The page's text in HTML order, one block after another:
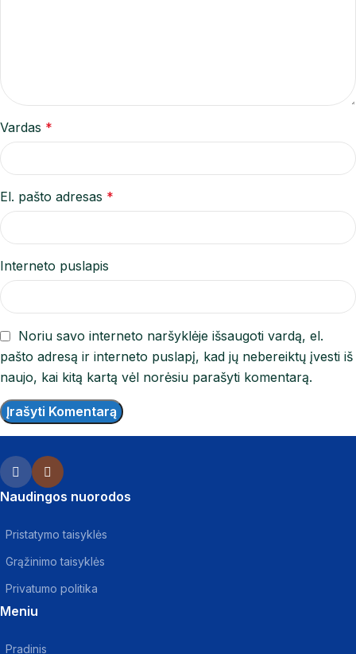
Vardas *
El. pašto adresas *
Interneto puslapis
Noriu savo interneto naršyklėje išsaugoti vardą, el.
pašto adresą ir interneto puslapį, kad jų nebereiktų įvesti iš
naujo, kai kitą kartą vėl norėsiu parašyti komentarą.
Naudingos nuorodos
Pristatymo taisyklės
Grąžinimo taisyklės
Privatumo politika
Meniu
Pradinis